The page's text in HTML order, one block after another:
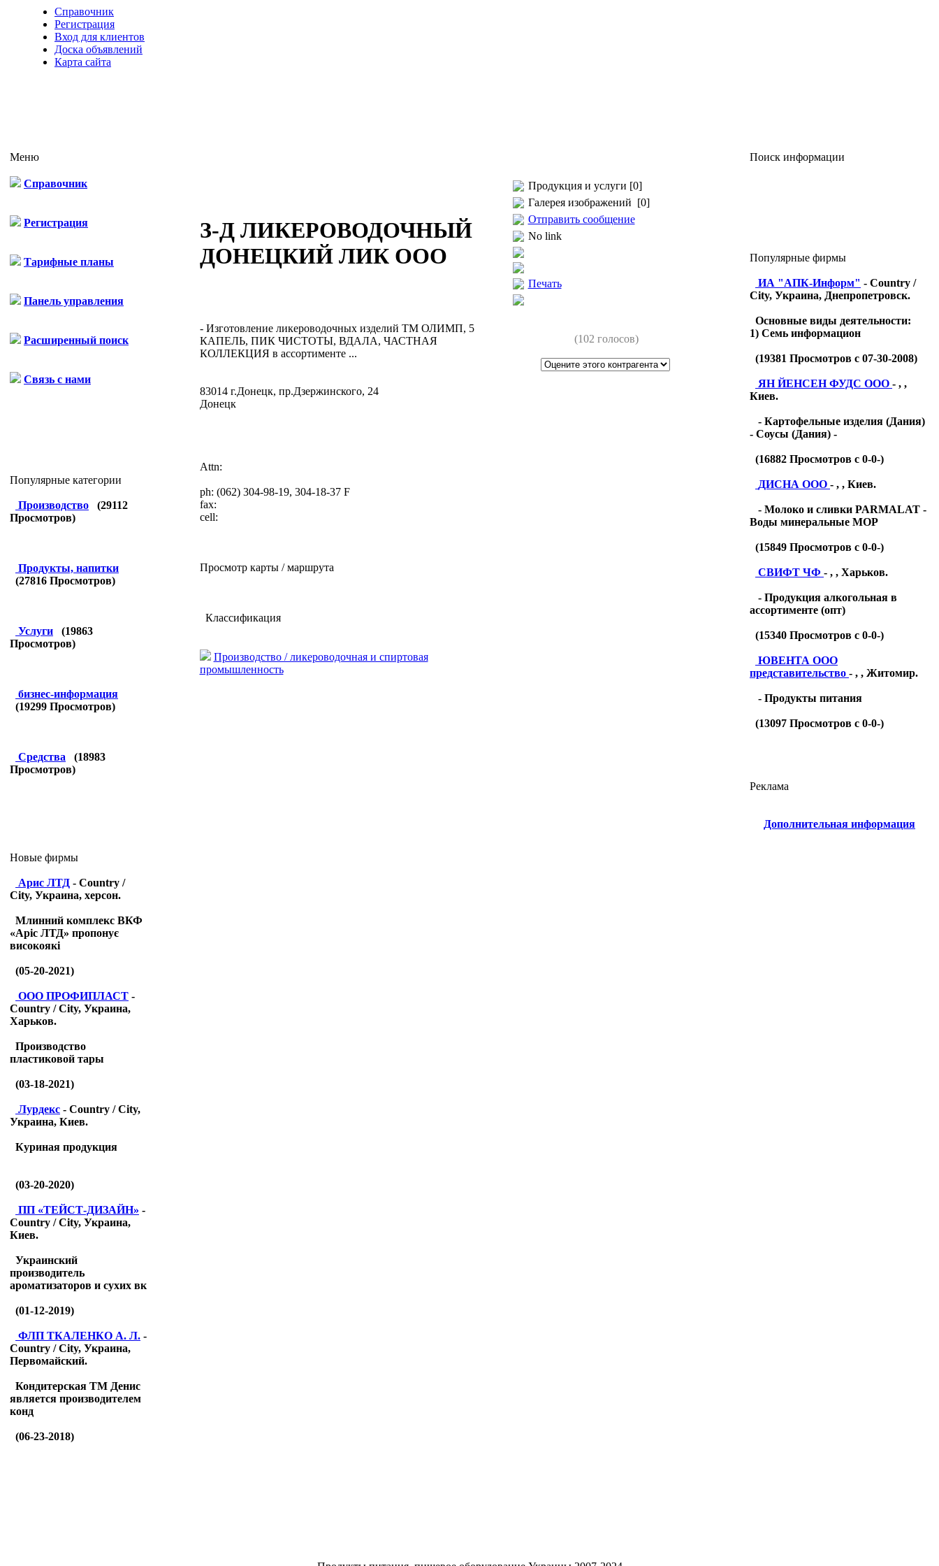
Справочник
Регистрация
Вход для клиентов
Доска объявлений
Карта сайта
Меню
Справочник
Регистрация
Тарифные планы
Панель управления
Расширенный поиск
Связь с нами
Популярные категории
Производство (29112
Просмотров)
Продукты, напитки
(27816 Просмотров)
Услуги (19863
Просмотров)
бизнес-информация
(19299 Просмотров)
Средства (18983
Просмотров)
Новые фирмы
Арис ЛТД - Country /
City, Украина, херсон.
Млинний комплекс ВКФ
«Аріс ЛТД» пропонує
високоякі
(05-20-2021)
ООО ПРОФИПЛАСТ -
Country / City, Украина,
Харьков.
Производство
пластиковой тары
(03-18-2021)
Лурдекс - Country / City,
Украина, Киев.
Куриная продукция
(03-20-2020)
ПП «ТЕЙСТ-ДИЗАЙН» -
Country / City, Украина,
Киев.
Украинский
производитель
ароматизаторов и сухих вк
(01-12-2019)
ФЛП ТКАЛЕНКО А. Л. -
Country / City, Украина,
Первомайский.
Кондитерская ТМ Денис
является производителем
конд
(06-23-2018)
З-Д ЛИКЕРОВОДОЧНЫЙ
ДОНЕЦКИЙ ЛИК ООО
- Изготовление ликероводочных изделий ТМ ОЛИМП, 5
КАПЕЛЬ, ПИК ЧИСТОТЫ, ВДАЛА, ЧАСТНАЯ
КОЛЛЕКЦИЯ в ассортименте ...
83014 г.Донецк, пр.Дзержинского, 24
Донецк
Attn:
ph: (062) 304-98-19, 304-18-37 F
fax:
cell:
Просмотр карты / маршрута
Классификация
Производство / ликероводочная и спиртовая
промышленность
Продукция и услуги [0]
Галерея изображений [0]
Отправить сообщение
No link
Печать
(102 голосов)
Поиск информации
Популярные фирмы
ИА "АПК-Информ" - Country /
City, Украина, Днепропетровск.
Основные виды деятельности:
1) Семь информацион
(19381 Просмотров с 07-30-2008)
ЯН ЙЕНСЕН ФУДС ООО - , ,
Киев.
- Картофельные изделия (Дания)
- Соусы (Дания) -
(16882 Просмотров с 0-0-)
ДИСНА ООО - , , Киев.
- Молоко и сливки PARMALAT -
Воды минеральные МОР
(15849 Просмотров с 0-0-)
СВИФТ ЧФ - , , Харьков.
- Продукция алкогольная в
ассортименте (опт)
(15340 Просмотров с 0-0-)
ЮВЕНТА ООО
представительство - , , Житомир.
- Продукты питания
(13097 Просмотров с 0-0-)
Реклама
Дополнительная информация